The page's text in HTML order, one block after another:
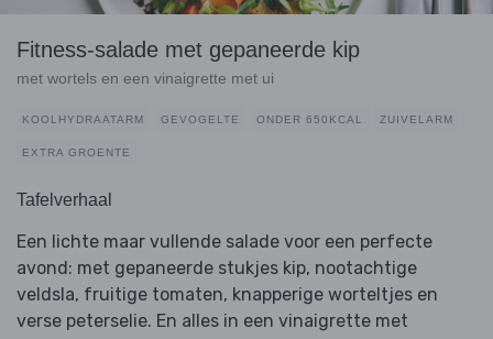
Fitness-salade met gepaneerde kip
met wortels en een vinaigrette met ui
KOOLHYDRAATARM GEVOGELTE ONDER 650KCAL ZUIVELARM
EXTRA GROENTE
Tafelverhaal
Een lichte maar vullende salade voor een perfecte
avond: met gepaneerde stukjes kip, nootachtige
veldsla, fruitige tomaten, knapperige worteltjes en
verse peterselie. En alles in een vinaigrette met